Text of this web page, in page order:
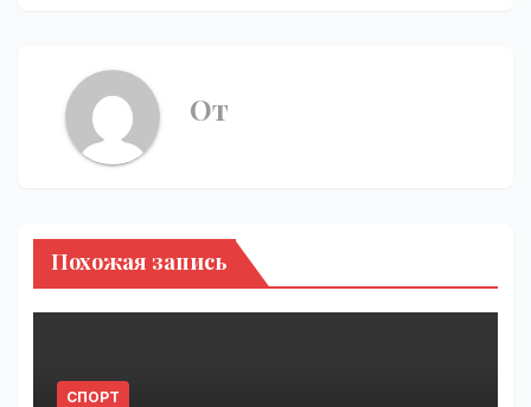
От
Похожая запись
СПОРТ